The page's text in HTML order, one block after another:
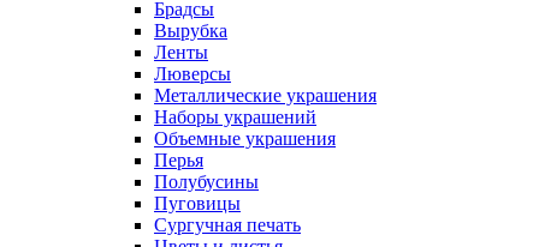
Брадсы
Вырубка
Ленты
Люверсы
Металлические украшения
Наборы украшений
Объемные украшения
Перья
Полубусины
Пуговицы
Сургучная печать